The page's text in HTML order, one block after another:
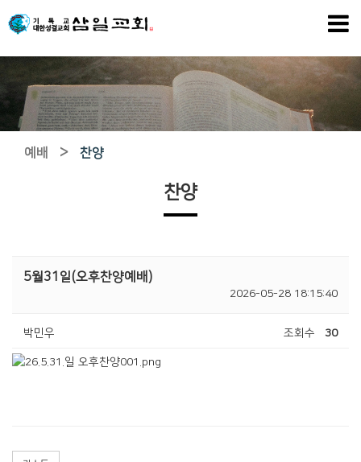
예배 > 찬양
찬양
5월31일(오후찬양예배)
2026-05-28 18:15:40
박민우 조회수 30